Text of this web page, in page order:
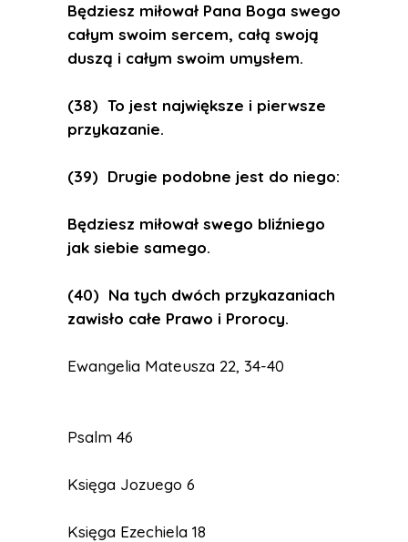
Będziesz miłował Pana Boga swego
całym swoim sercem, całą swoją
duszą i całym swoim umysłem.
(38) To jest największe i pierwsze
przykazanie.
(39) Drugie podobne jest do niego:
Będziesz miłował swego bliźniego
jak siebie samego.
(40) Na tych dwóch przykazaniach
zawisło całe Prawo i Prorocy.
Ewangelia Mateusza 22, 34-40
Psalm 46
Księga Jozuego 6
Księga Ezechiela 18